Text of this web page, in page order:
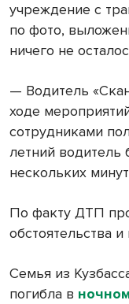
учреждение с
по фото,
ничего не
— Водитель
ходе
сотрудниками
летний
нескольких
По факту ДТП
обстоятельства
Семья из
погибла в